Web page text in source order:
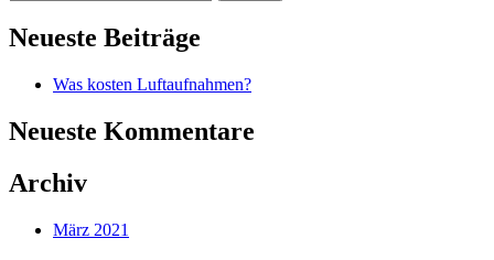
nach:
Neueste Beiträge
Was kosten Luftaufnahmen?
Neueste Kommentare
Archiv
März 2021